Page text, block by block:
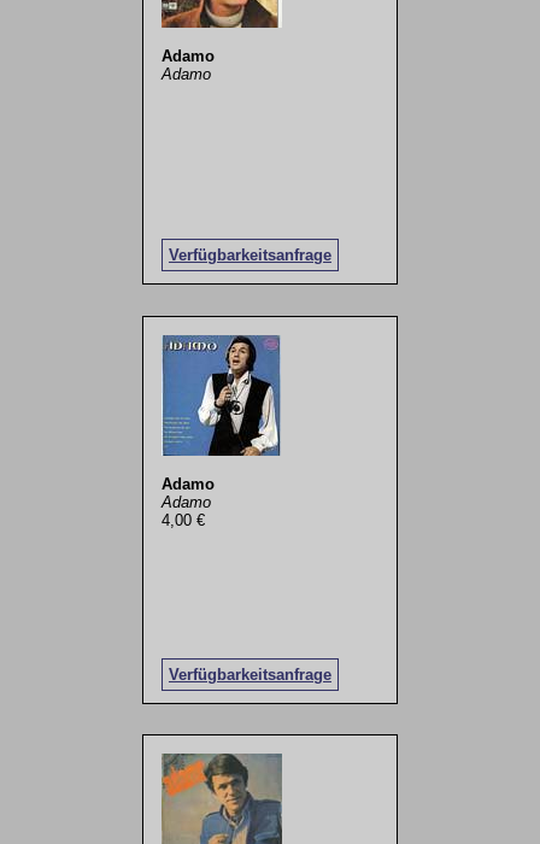
Adamo
Adamo
Verfügbarkeitsanfrage
Adamo
Adamo
4,00 €
Verfügbarkeitsanfrage